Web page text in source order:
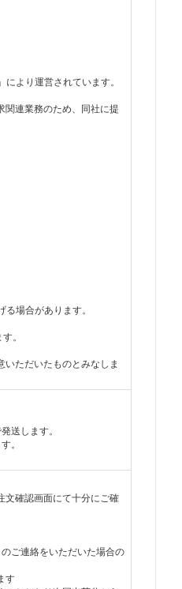
より運営されています。
関連業務のため、同社に提
場合があります。
。
いただいたものとみなしま
送します。
。
文確認画面にて十分にご確
ご連絡をいただいた場合の
す